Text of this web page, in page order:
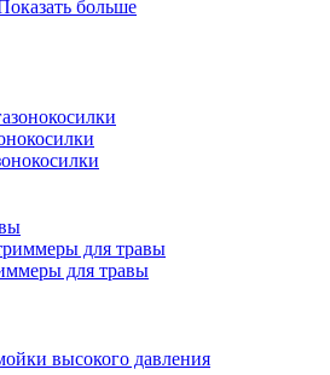
для травы
для травы
высокого давления